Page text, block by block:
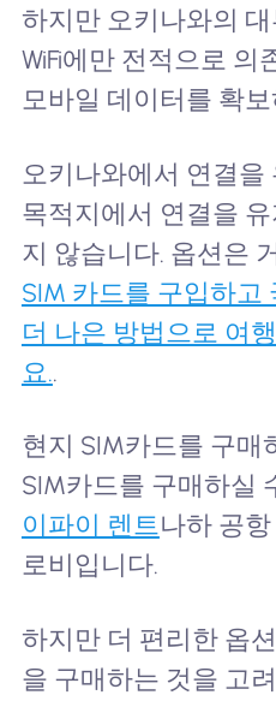
하지만 오키나와의
WiFi에만 전적으로 의
모바일 데이터를 확
오키나와에서 연결을
목적지에서 연결을
지 않습니다. 옵션은
SIM 카드를 구입하고
더 나은 방법으로 여
요..
현지 SIM카드를 구매
SIM카드를 구매하실
이파이 렌트나하 공
로비입니다.
하지만 더 편리한 옵
을 구매하는 것을 고